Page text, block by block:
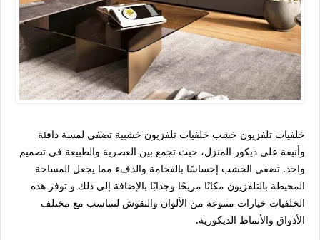
خلفيات تلفزيون خشب خلفيات تلفزيون خشبية تضفي لمسة دافئة
وأنيقة على ديكور المنزل، حيث تجمع بين العصرية والطبيعة في تصميم
واحد. تضفي الخشب إحساسًا بالفخامة والدفء مما يجعل المساحة
المحيطة بالتلفزيون مكانًا مريحًا وجذابًا بالإضافة إلى ذلك و توفر هذه
الخلفيات خيارات متنوعة من الألوان والنقوش لتتناسب مع مختلف
الأذواق والأنماط الديكورية.